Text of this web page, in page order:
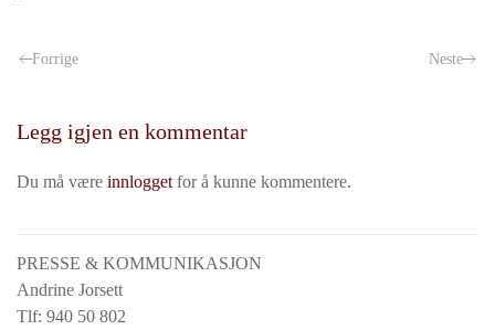
Forrige Neste
Legg igjen en kommentar
Du må være innlogget for å kunne kommentere.
PRESSE & KOMMUNIKASJON
Andrine Jorsett
Tlf: 940 50 802